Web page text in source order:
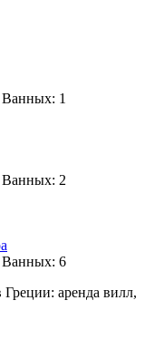
1
2
6
аренда вилл,